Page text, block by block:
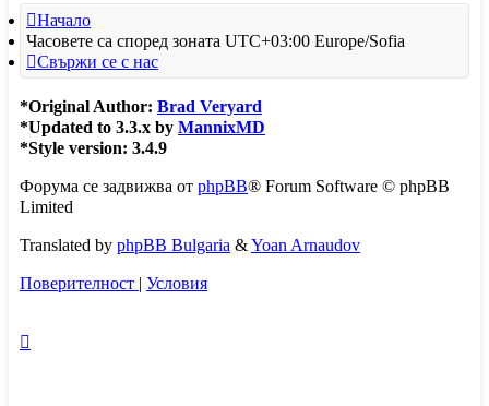
Начало
Часовете са според зоната UTC+03:00 Europe/Sofia
Свържи се с нас
*Original Author: Brad Veryard
*Updated to 3.3.x by MannixMD
*Style version: 3.4.9
Форума се задвижва от phpBB® Forum Software © phpBB
Limited
Translated by phpBB Bulgaria &Yoan Arnaudov
Поверителност | Условия